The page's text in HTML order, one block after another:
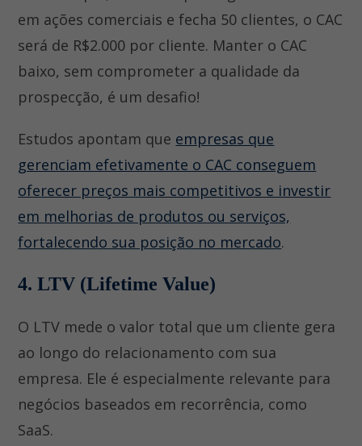
em ações comerciais e fecha 50 clientes, o CAC
será de R$2.000 por cliente. Manter o CAC
baixo, sem comprometer a qualidade da
prospecção, é um desafio!
Estudos apontam que empresas que
gerenciam efetivamente o CAC conseguem
oferecer preços mais competitivos e investir
em melhorias de produtos ou serviços,
fortalecendo sua posição no mercado.
4. LTV (Lifetime Value)
O LTV mede o valor total que um cliente gera
ao longo do relacionamento com sua
empresa. Ele é especialmente relevante para
negócios baseados em recorrência, como
SaaS.